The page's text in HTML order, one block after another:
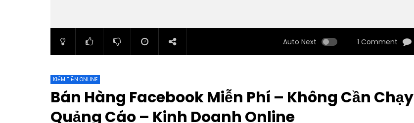
Auto Next 1 Comment
KIẾM TIỀN ONLINE
Bán Hàng Facebook Miễn Phí – Không Cần Chạy
Quảng Cáo – Kinh Doanh Online